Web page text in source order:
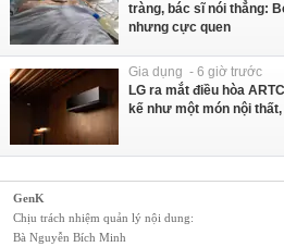
tràng, bác sĩ nói thẳng:
nhưng cực quen
Gia dụng - 6 giờ trước
LG ra mắt điều hòa
kế như một món nội
GenK
Chịu trách nhiệm quản lý nội dung:
Bà Nguyễn Bích Minh